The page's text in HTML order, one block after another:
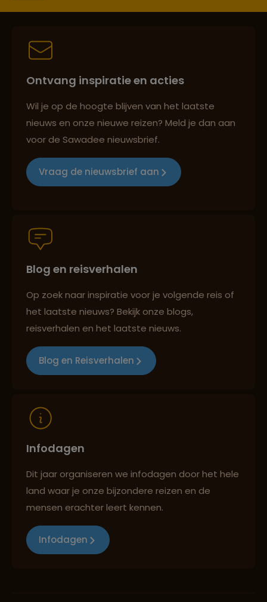
Best beoordeelde reisroutes
Groepsreizen mét indivuele vrijheid
Best beoordeelde reisroutes
Reizen met oog voor mens, cultuur en milieu
Ontvang inspiratie en acties
Wil je op de hoogte blijven van het laatste
nieuws en onze nieuwe reizen? Meld je dan aan
voor de Sawadee nieuwsbrief.
Vraag de nieuwsbrief aan
Blog en reisverhalen
Op zoek naar inspiratie voor je volgende reis of
het laatste nieuws? Bekijk onze blogs,
reisverhalen en het laatste nieuws.
Blog en Reisverhalen
Infodagen
Dit jaar organiseren we infodagen door het hele
land waar je onze bijzondere reizen en de
mensen erachter leert kennen.
Infodagen